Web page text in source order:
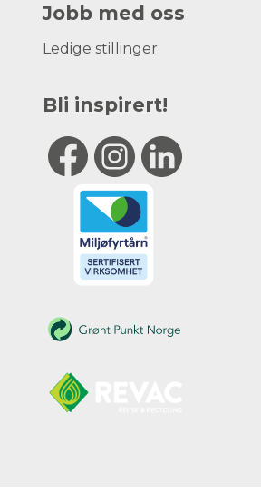
Jobb med oss
Ledige stillinger
Bli inspirert!